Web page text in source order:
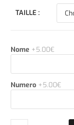
TAILLE :
Nome +5.00€
Numero +5.00€